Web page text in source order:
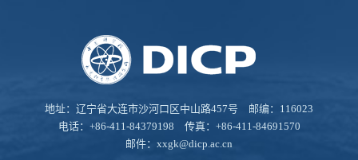
地址：辽宁省大连市沙河口区中山路457号 邮编：116023
电话：+86-411-84379198 传真：+86-411-84691570
邮件： xxgk@dicp.ac.cn